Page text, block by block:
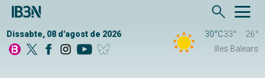
Dissabte, 08 d'agost de 2026 30°C33°
26°
Illes Balears